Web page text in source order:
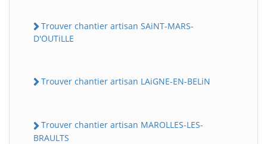
Trouver chantier artisan SAiNT-MARS-
D'OUTiLLE
Trouver chantier artisan LAiGNE-EN-BELiN
Trouver chantier artisan MAROLLES-LES-
BRAULTS